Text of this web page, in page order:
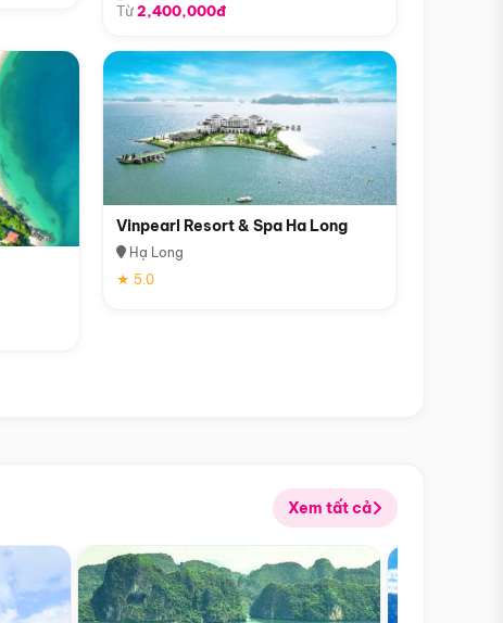
Từ2,400,000đ
Vinpearl Resort & Spa Ha Long
Hạ Long
★ 5.0
Xem tất cả